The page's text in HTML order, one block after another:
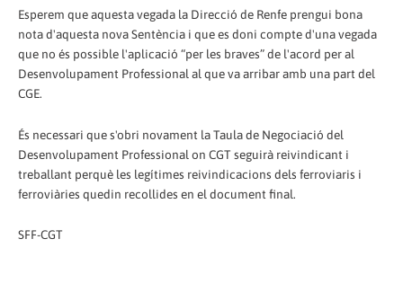
Esperem que aquesta vegada la Direcció de Renfe prengui bona
nota d'aquesta nova Sentència i que es doni compte d'una vegada
que no és possible l'aplicació “per les braves” de l'acord per al
Desenvolupament Professional al que va arribar amb una part del
CGE.
És necessari que s'obri novament la Taula de Negociació del
Desenvolupament Professional on CGT seguirà reivindicant i
treballant perquè les legítimes reivindicacions dels ferroviaris i
ferroviàries quedin recollides en el document final.
SFF-CGT